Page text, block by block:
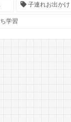
子連れお出かけ
学習